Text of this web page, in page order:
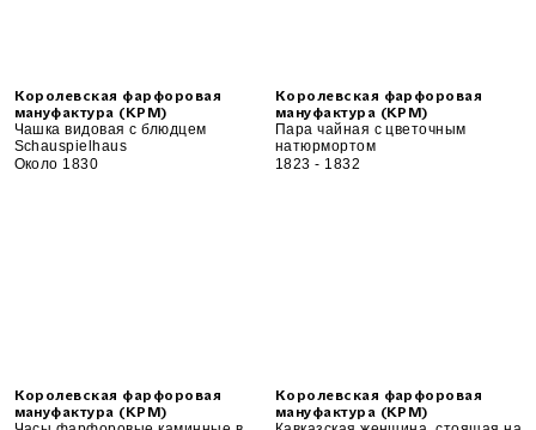
Королевская фарфоровая
мануфактура (KPM)
Чашка видовая с блюдцем
Schauspielhaus
Около 1830
Королевская фарфоровая
мануфактура (KPM)
Пара чайная с цветочным
натюрмортом
1823 - 1832
Королевская фарфоровая
мануфактура (KPM)
Королевская фарфоровая
мануфактура (KPM)